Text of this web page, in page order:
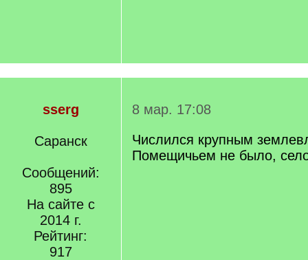
sserg
Саранск
Сообщений:
895
На сайте с
2014 г.
Рейтинг:
917
8 мар. 17:08
Числился крупным
Помещичьем не было,